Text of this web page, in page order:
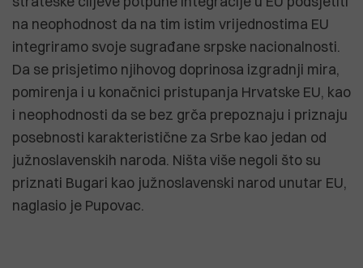
na neophodnost da na tim istim vrijednostima EU
integriramo svoje sugrađane srpske nacionalnosti.
Da se prisjetimo njihovog doprinosa izgradnji mira,
pomirenja i u konačnici pristupanja Hrvatske EU, kao
i neophodnosti da se bez grča prepoznaju i priznaju
posebnosti karakteristične za Srbe kao jedan od
južnoslavenskih naroda. Ništa više negoli što su
priznati Bugari kao južnoslavenski narod unutar EU,
naglasio je Pupovac.